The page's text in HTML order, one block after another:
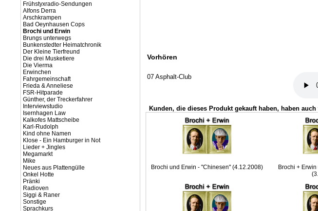
Frühstyxradio-Sendungen
Alfons Derra
Arschkrampen
Bad Oeynhausen Cops
Brochi und Erwin
Brungs unterwegs
Bunkenstedter Heimatchronik
Der Kleine Tierfreund
Die drei Musketiere
Die Vierma
Erwinchen
Fahrgemeinschaft
Frieda & Anneliese
FSR-Hitparade
Günther, der Treckerfahrer
Interviewstudio
Isernhagen Law
Kalkofes Mattscheibe
Karl-Rudolph
Kind ohne Namen
Klose - Ein Hamburger in Not
Lieder + Jingles
Megamarkt
Mike
Neues aus Plattengülle
Onkel Hotte
Pränki
Radioven
Siggi & Raner
Sonstige
Sprachkurs
Vorhören
07 Asphalt-Club
Kunden, die dieses Produkt gekauft haben, haben
Brochi und Erwin - "Chinesen" (4.12.2008)
Brochi +